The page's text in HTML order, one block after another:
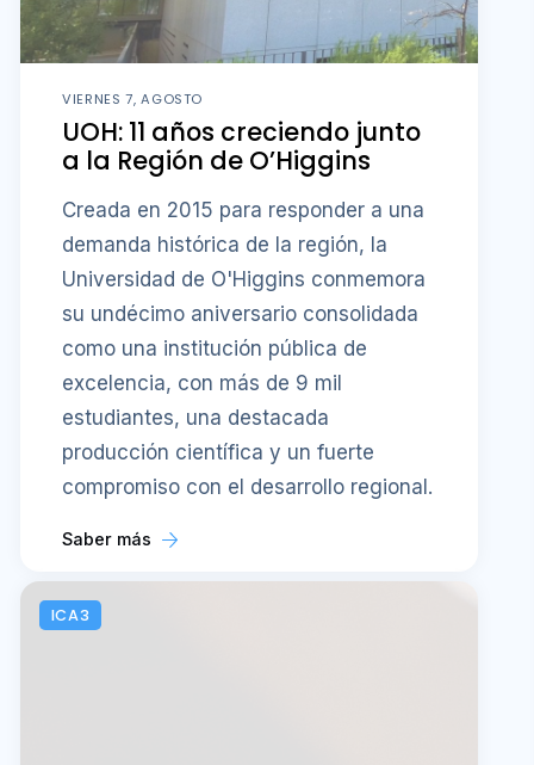
VIERNES 7, AGOSTO
UOH: 11 años creciendo junto
a la Región de O’Higgins
Creada en 2015 para responder a una
demanda histórica de la región, la
Universidad de O'Higgins conmemora
su undécimo aniversario consolidada
como una institución pública de
excelencia, con más de 9 mil
estudiantes, una destacada
producción científica y un fuerte
compromiso con el desarrollo regional.
Saber más
ICA3